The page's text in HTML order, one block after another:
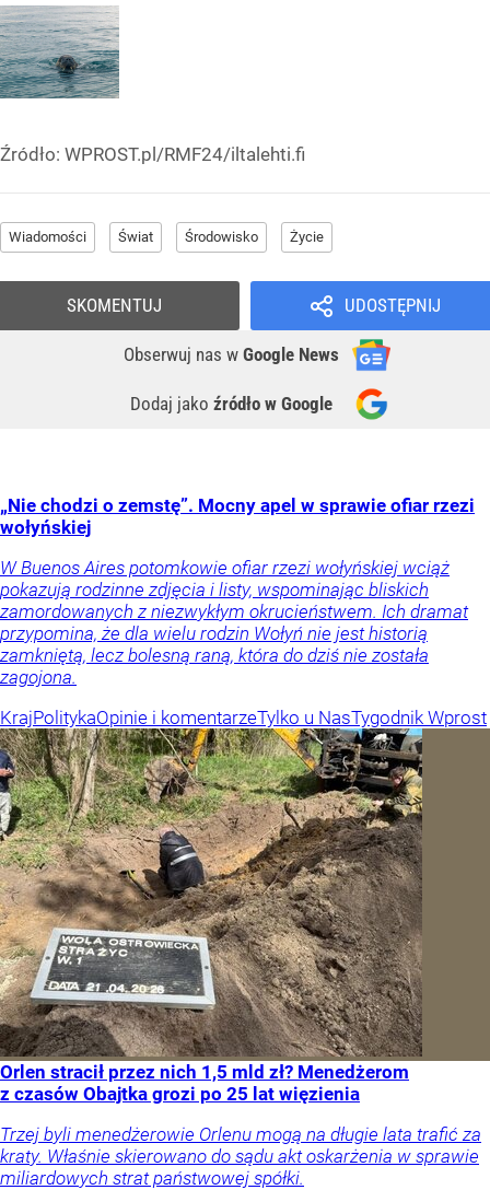
Źródło: WPROST.pl/RMF24/iltalehti.fi
Wiadomości Świat Środowisko Życie
UDOSTĘPNIJ
Obserwuj nas w Google News
Dodaj jako źródło w Google
SKOMENTUJ
„Nie chodzi o zemstę”. Mocny apel w sprawie ofiar rzezi
wołyńskiej
W Buenos Aires potomkowie ofiar rzezi wołyńskiej wciąż
pokazują rodzinne zdjęcia i listy, wspominając bliskich
zamordowanych z niezwykłym okrucieństwem. Ich dramat
przypomina, że dla wielu rodzin Wołyń nie jest historią
zamkniętą, lecz bolesną raną, która do dziś nie została
zagojona.
KrajPolitykaOpinie i komentarzeTylko u NasTygodnik Wprost
Orlen stracił przez nich 1,5 mld zł? Menedżerom
z czasów Obajtka grozi po 25 lat więzienia
Trzej byli menedżerowie Orlenu mogą na długie lata trafić za
kraty. Właśnie skierowano do sądu akt oskarżenia w sprawie
miliardowych strat państwowej spółki.